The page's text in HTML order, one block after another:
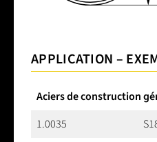
APPLICATION –
Aciers de construction
1.0035